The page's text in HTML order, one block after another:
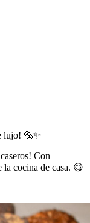
lujo! 🥯✨
Con
la cocina de casa. 😋